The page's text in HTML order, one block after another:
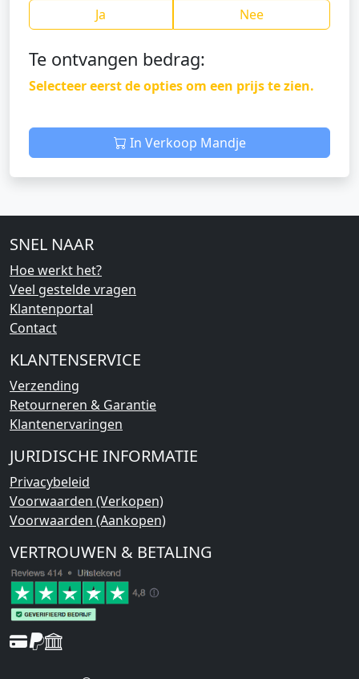
Ja Nee
Te ontvangen bedrag:
Selecteer eerst de opties om een prijs te zien.
In Verkoop Mandje
SNEL NAAR
Hoe werkt het?
Veel gestelde vragen
Klantenportal
Contact
KLANTENSERVICE
Verzending
Retourneren & Garantie
Klantenervaringen
JURIDISCHE INFORMATIE
Privacybeleid
Voorwaarden (Verkopen)
Voorwaarden (Aankopen)
VERTROUWEN & BETALING